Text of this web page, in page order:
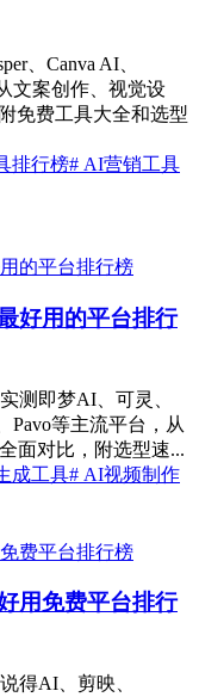
、Canva AI、
文案创作、视觉设
免费工具大全和选型
排行榜# AI营销工具
好用的平台排行
测即梦AI、可灵、
Pavo等主流平台，从
面对比，附选型速...
成工具# AI视频制作
用免费平台排行
得AI、剪映、